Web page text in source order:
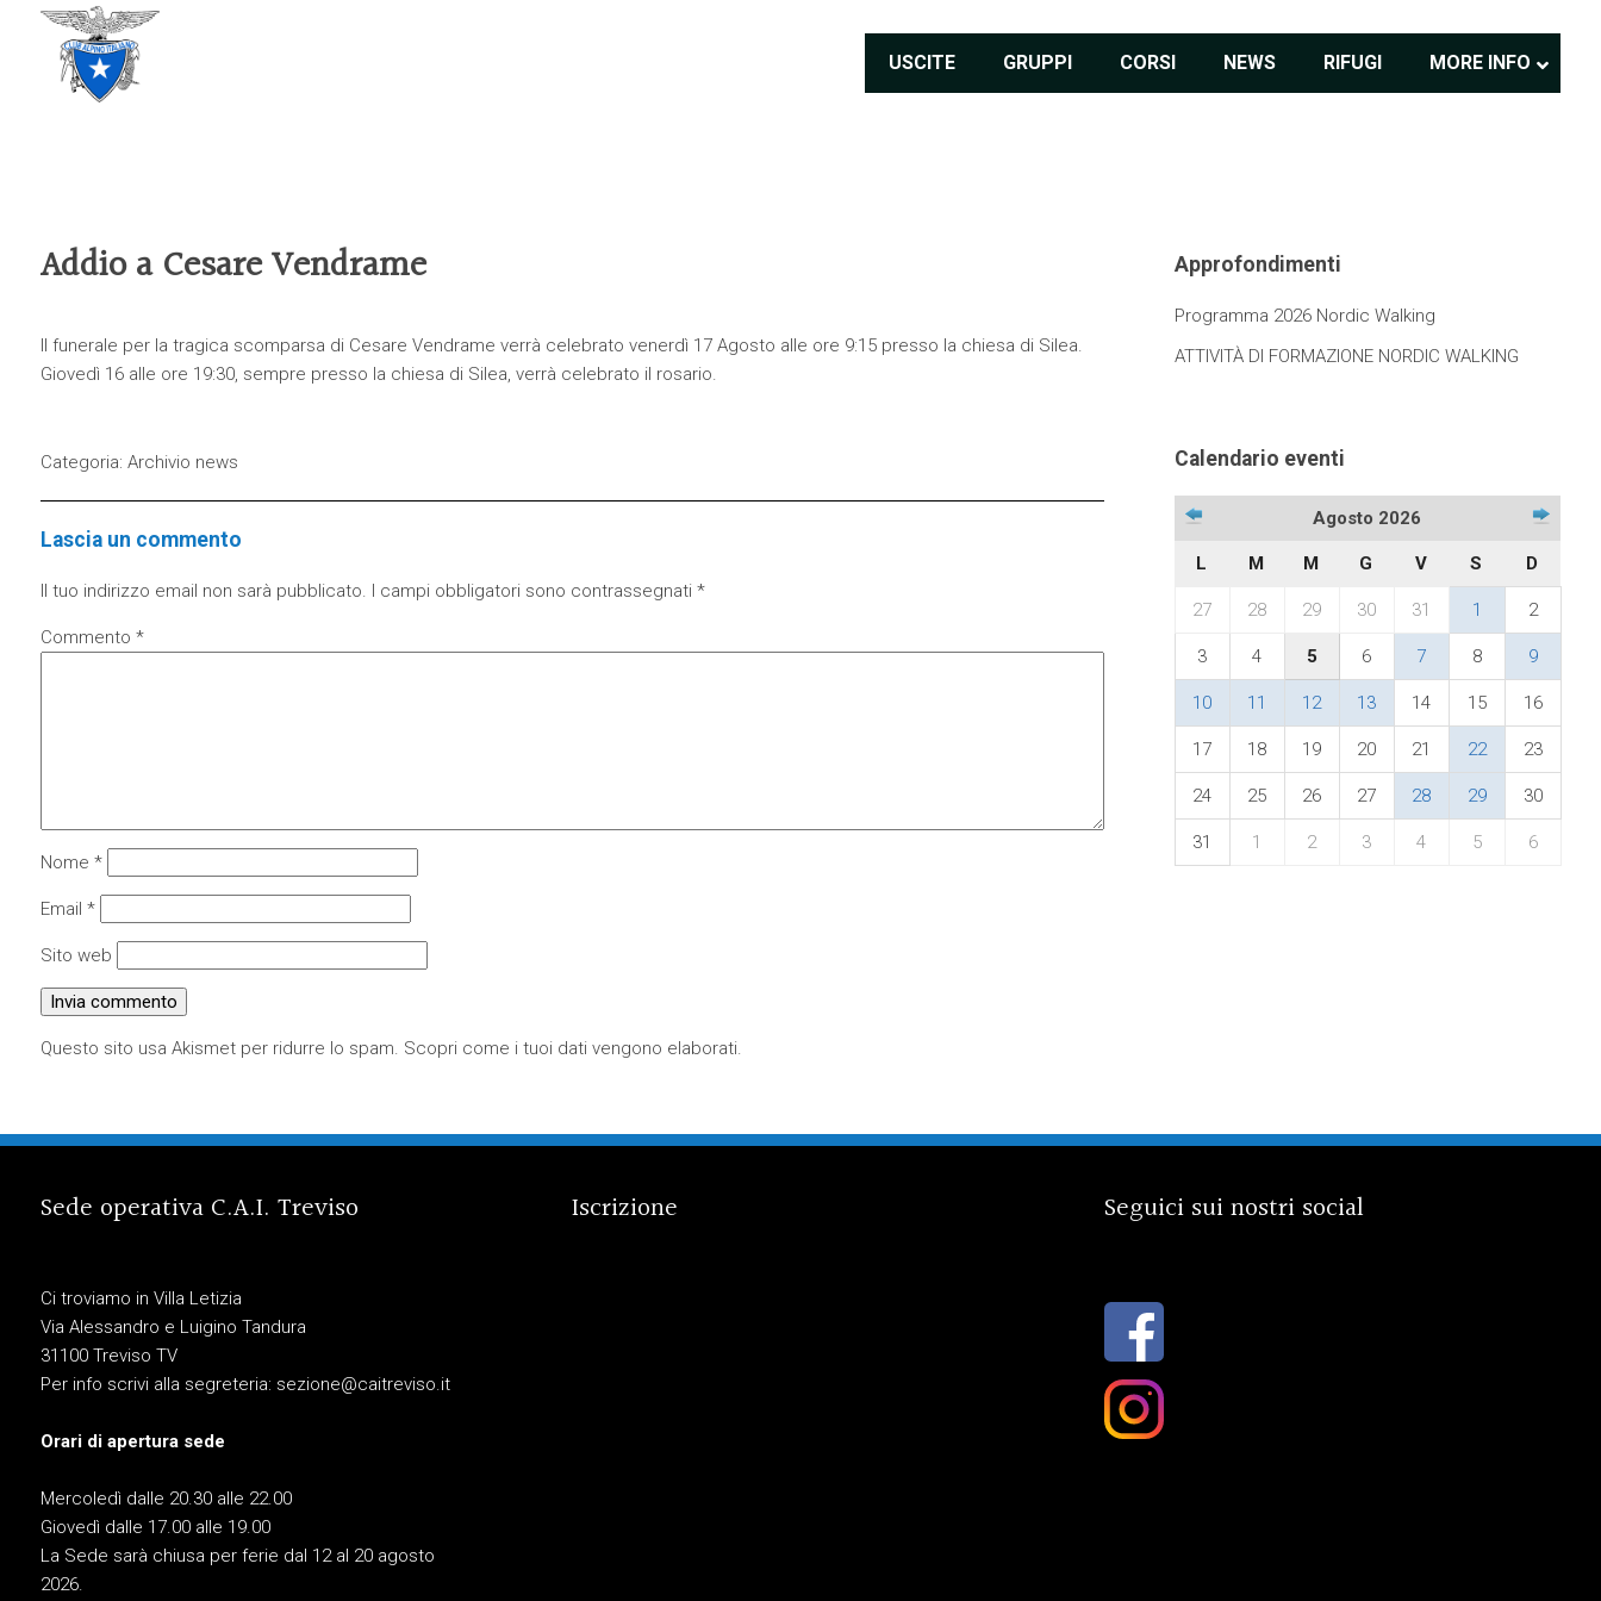
USCITE GRUPPI CORSI NEWS RIFUGI MORE INFO
Addio a Cesare Vendrame
Il funerale per la tragica scomparsa di Cesare Vendrame verrà celebrato venerdì 17 Agosto alle ore 9:15 presso la chiesa di Silea.
Giovedì 16 alle ore 19:30, sempre presso la chiesa di Silea, verrà celebrato il rosario.
Categoria: Archivio news
Lascia un commento
Il tuo indirizzo email non sarà pubblicato. I campi obbligatori sono contrassegnati *
Commento *
Nome *
Email *
Sito web
Questo sito usa Akismet per ridurre lo spam. Scopri come i tuoi dati vengono elaborati.
Approfondimenti
Programma 2026 Nordic Walking
ATTIVITÀ DI FORMAZIONE NORDIC WALKING
Calendario eventi
Agosto 2026
L M M G V S D
27 28 29 30 31 1 2
3 4 5 6 7 8 9
10 11 12 13 14 15 16
17 18 19 20 21 22 23
24 25 26 27 28 29 30
31 1 2 3 4 5 6
Sede operativa C.A.I. Treviso
Ci troviamo in Villa Letizia
Via Alessandro e Luigino Tandura
31100 Treviso TV
Per info scrivi alla segreteria: sezione@caitreviso.it
Orari di apertura sede
Mercoledì dalle 20.30 alle 22.00
Giovedì dalle 17.00 alle 19.00
La Sede sarà chiusa per ferie dal 12 al 20 agosto
2026.
Iscrizione Seguici sui nostri social